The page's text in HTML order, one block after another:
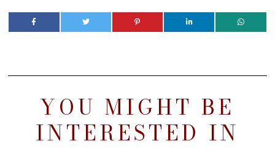
YOU MIGHT BE
INTERESTED IN